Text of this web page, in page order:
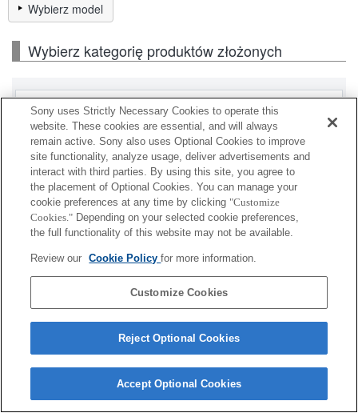
Wybierz model
Wybierz kategorię produktów złożonych
Korpus
Akcesoria do obiektywu
Akcesoria
Niektóre wyświetlone produkty mogą być
niedostępne w zależności od kraju lub regionu.
Terms of Use Contact Us Cookie Policy
Sony uses Strictly Necessary Cookies to operate this
website. These cookies are essential, and will always
remain active. Sony also uses Optional Cookies to improve
site functionality, analyze usage, deliver advertisements and
interact with third parties. By using this site, you agree to
the placement of Optional Cookies. You can manage your
cookie preferences at any time by clicking "Customize
Cookies." Depending on your selected cookie preferences,
the full functionality of this website may not be available.
Review our Cookie Policyfor more information.
Customize Cookies
Reject Optional Cookies
Accept Optional Cookies